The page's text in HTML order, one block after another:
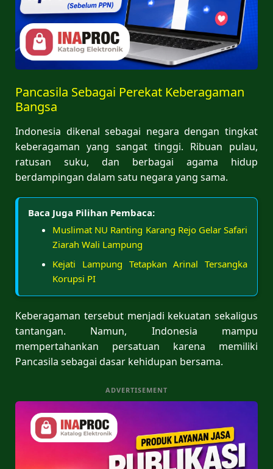
Pancasila Sebagai Perekat Keberagaman
Bangsa
Indonesia dikenal sebagai negara dengan tingkat
keberagaman yang sangat tinggi. Ribuan pulau,
ratusan suku, dan berbagai agama hidup
berdampingan dalam satu negara yang sama.
Baca Juga Pilihan Pembaca:
Muslimat NU Ranting Karang Rejo Gelar Safari
Ziarah Wali Lampung
Kejati Lampung Tetapkan Arinal Tersangka
Korupsi PI
Keberagaman tersebut menjadi kekuatan sekaligus
tantangan. Namun, Indonesia mampu
mempertahankan persatuan karena memiliki
Pancasila sebagai dasar kehidupan bersama.
ADVERTISEMENT